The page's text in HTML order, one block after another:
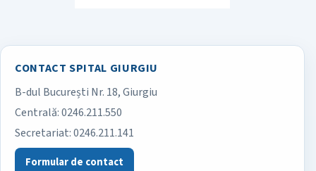
CONTACT SPITAL GIURGIU
Spitalul Județean de Urgență Giurgiu
B-dul București Nr. 18, Giurgiu
Centrală:0246.211.550
Secretariat:0246.211.141
Formular de contact